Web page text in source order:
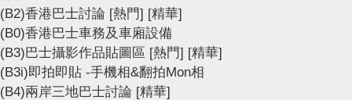
(B2)香港巴士討論 [熱門] [精華]
(B0)香港巴士車務及車廂設備
(B3)巴士攝影作品貼圖區 [熱門] [精華]
(B3i)即拍即貼 -手機相&翻拍Mon相
(B4)兩岸三地巴士討論 [精華]